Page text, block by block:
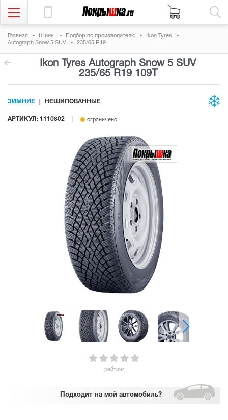
Главная Шины Подбор по производителю
Ikon Tyres
Autograph Snow 5 SUV
235/65 R19
Ikon Tyres Autograph Snow 5 SUV
235/65 R19 109T
рейтинг
АРТИКУЛ: 1110802 ограничено
ЗИМНИЕ НЕШИПОВАННЫЕ
Подходит на мой автомобиль?